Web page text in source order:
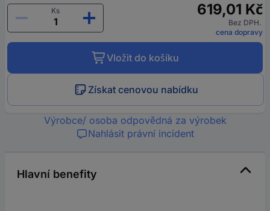
Ks
619,01 Kč
Bez DPH.
cena dopravy
Vložit do košíku
Získat cenovou nabídku
Výrobce/ osoba odpovědná za výrobek
Nahlásit právní incident
Hlavní benefity